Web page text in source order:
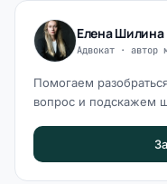
Елена Шилина
Адвокат · автор
Помогаем
вопрос и подскажем